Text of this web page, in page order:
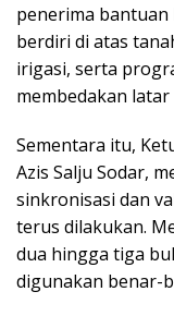
penerima bantuan
berdiri di atas
irigasi, serta
membedakan
Sementara itu,
Azis Salju Sodar,
sinkronisasi dan
terus dilakukan.
dua hingga tiga
digunakan benar-